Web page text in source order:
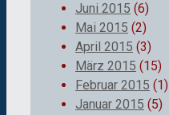
Juni 2015 (6)
Mai 2015 (2)
April 2015 (3)
März 2015 (15)
Februar 2015 (1)
Januar 2015 (5)